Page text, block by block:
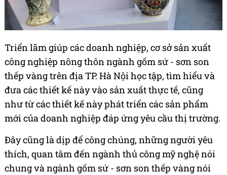
Triển lãm giúp các doanh nghiệp, cơ sở sản xuất
công nghiệp nông thôn ngành gốm sứ - sơn son
thếp vàng trên địa TP. Hà Nội học tập, tìm hiểu và
đưa các thiết kế này vào sản xuất thực tế, cũng
như từ các thiết kế này phát triển các sản phẩm
mới của doanh nghiệp đáp ứng yêu cầu thị trường.
Đây cũng là dịp để công chúng, những người yêu
thích, quan tâm đến ngành thủ công mỹ nghệ nói
chung và ngành gốm sứ - sơn son thếp vàng nói